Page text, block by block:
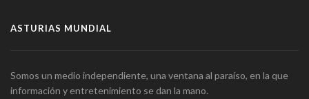
ASTURIAS MUNDIAL
Somos un medio independiente, una ventana al paraíso, en la que
información y entretenimiento se dan la mano.